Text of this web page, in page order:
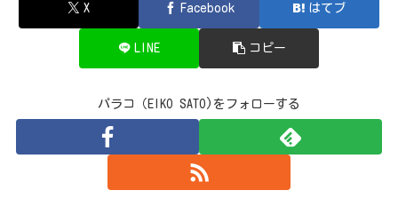
X Facebook はてブ
LINE コピー
パラコ（EIKO SATO)をフォローする